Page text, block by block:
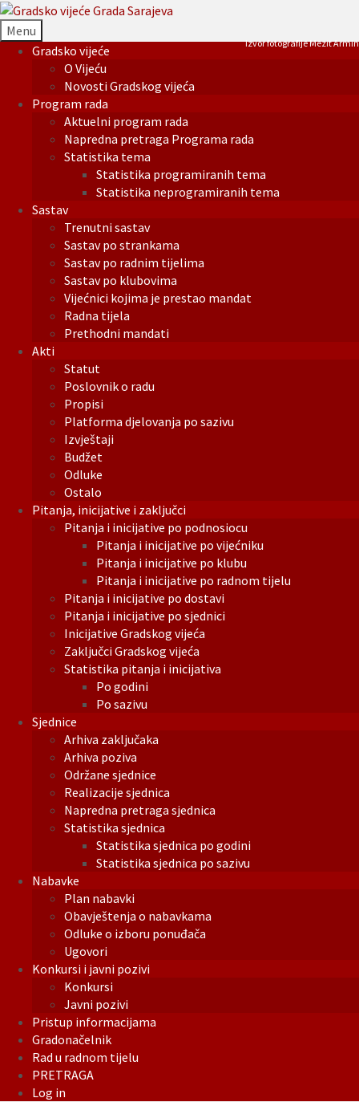
Menu
Gradsko vijeće
O Vijeću
Novosti Gradskog vijeća
Program rada
Aktuelni program rada
Napredna pretraga Programa rada
Statistika tema
Statistika programiranih tema
Statistika neprogramiranih tema
Sastav
Trenutni sastav
Sastav po strankama
Sastav po radnim tijelima
Sastav po klubovima
Vijećnici kojima je prestao mandat
Radna tijela
Prethodni mandati
Akti
Statut
Poslovnik o radu
Propisi
Platforma djelovanja po sazivu
Izvještaji
Budžet
Odluke
Ostalo
Pitanja, inicijative i zaključci
Pitanja i inicijative po podnosiocu
Pitanja i inicijative po vijećniku
Pitanja i inicijative po klubu
Pitanja i inicijative po radnom tijelu
Pitanja i inicijative po dostavi
Pitanja i inicijative po sjednici
Inicijative Gradskog vijeća
Zaključci Gradskog vijeća
Statistika pitanja i inicijativa
Po godini
Po sazivu
Sjednice
Arhiva zaključaka
Arhiva poziva
Održane sjednice
Realizacije sjednica
Napredna pretraga sjednica
Statistika sjednica
Statistika sjednica po godini
Statistika sjednica po sazivu
Nabavke
Plan nabavki
Obavještenja o nabavkama
Odluke o izboru ponuđača
Ugovori
Konkursi i javni pozivi
Konkursi
Javni pozivi
Pristup informacijama
Gradonačelnik
Rad u radnom tijelu
PRETRAGA
Log in
Izvor fotografije Mezit Armin